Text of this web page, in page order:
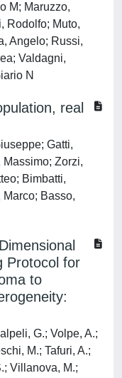
M; Maruzzo,
Rodolfo; Muto,
Angelo; Russi,
Valdagni,
N
real
Gatti,
Zorzi,
Bimbatti,
Basso,
Protocol for
to
G.; Volpe, A.;
M.; Tafuri, A.;
Villanova, M.;